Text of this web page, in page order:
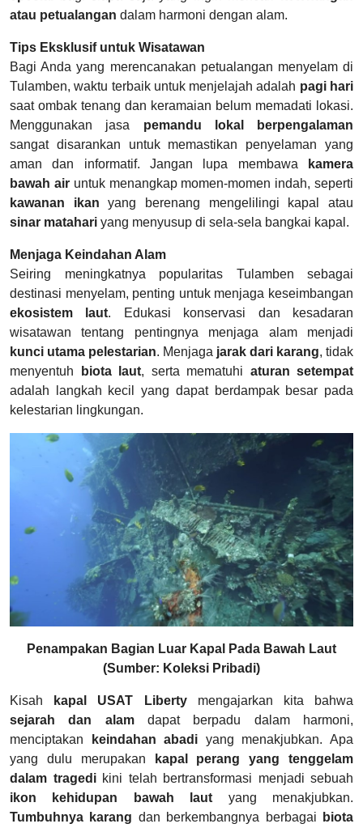
atau petualangan dalam harmoni dengan alam.
Tips Eksklusif untuk Wisatawan
Bagi Anda yang merencanakan petualangan menyelam di
Tulamben, waktu terbaik untuk menjelajah adalah pagi hari
saat ombak tenang dan keramaian belum memadati lokasi.
Menggunakan jasa pemandu lokal berpengalaman
sangat disarankan untuk memastikan penyelaman yang
aman dan informatif. Jangan lupa membawa
kamera
bawah airuntuk menangkap momen-momen indah, seperti
kawanan ikan yang berenang mengelilingi kapal atau
sinar matahari yang menyusup di sela-sela bangkai kapal.
Menjaga Keindahan Alam
Seiring meningkatnya popularitas Tulamben sebagai
destinasi menyelam, penting untuk menjaga keseimbangan
ekosistem laut. Edukasi konservasi dan kesadaran
wisatawan tentang pentingnya menjaga alam menjadi
kunci utama pelestarian. Menjaga jarak dari karang, tidak
menyentuh
biota laut, serta mematuhi aturan setempat
adalah langkah kecil yang dapat berdampak besar pada
kelestarian lingkungan.
Penampakan Bagian Luar Kapal Pada Bawah Laut
(Sumber: Koleksi Pribadi)
Kisah kapal USAT Libertymengajarkan kita bahwa
sejarah dan alamdapat berpadu dalam harmoni,
menciptakan
keindahan abadi yang menakjubkan. Apa
yang dulu merupakan
kapal perang yang tenggelam
dalam tragedikini telah bertransformasi menjadi sebuah
ikon kehidupan bawah laut yang menakjubkan.
Tumbuhnya karang dan berkembangnya berbagai
biota